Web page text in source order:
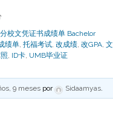
校文凭证书成绩单 Bachelor
绩单, 托福考试, 改成绩, 改GPA, 文
, ID卡, UMB毕业证
9 meses por Sidaamyas.